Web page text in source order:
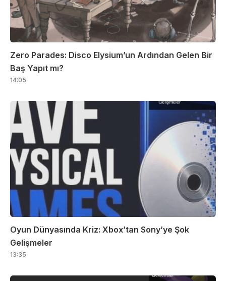
Zero Parades: Disco Elysium’un Ardından Gelen Bir
Baş Yapıt mı?
14:05
Oyun Dünyasında Kriz: Xbox’tan Sony’ye Şok
Gelişmeler
13:35